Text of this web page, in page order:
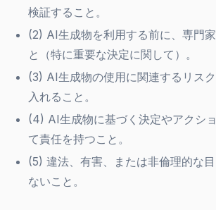
検証すること。
(2) AI生成物を利用する前に、専門
と（特に重要な決定に関して）。
(3) AI生成物の使用に関連するリス
入れること。
(4) AI生成物に基づく決定やアクシ
て責任を持つこと。
(5) 違法、有害、または非倫理的な
ないこと。